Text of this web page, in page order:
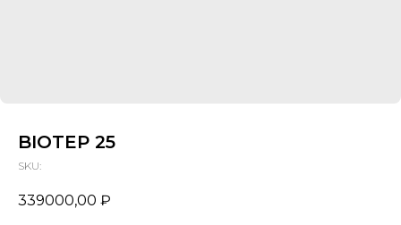
BIOTEP 25
SKU:
339000,00 ₽